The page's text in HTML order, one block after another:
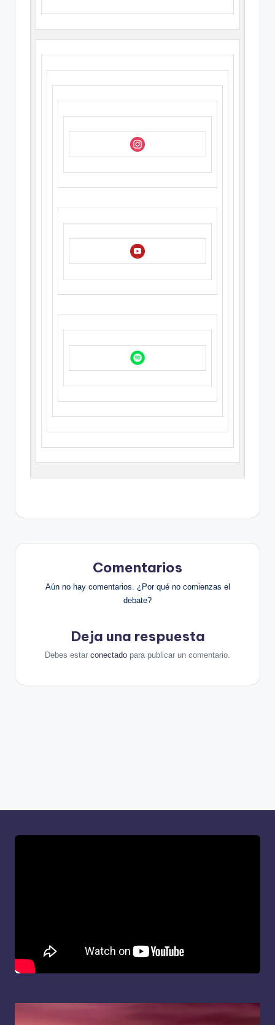
Comentarios
Aún no hay comentarios. ¿Por qué no comienzas el
debate?
Deja una respuesta
Debes estar conectado para publicar un comentario.